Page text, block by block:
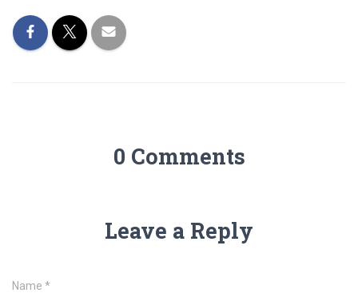
0 Comments
Leave a Reply
Name *